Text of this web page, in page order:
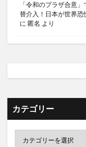
「令和のプラザ合意
替介入！日本が世界
に 匿名 より
カテゴリー